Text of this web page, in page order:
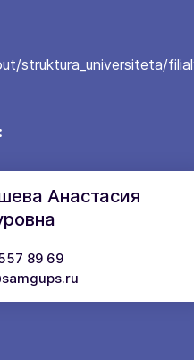
struktura_universiteta/
Анастасия
89 69